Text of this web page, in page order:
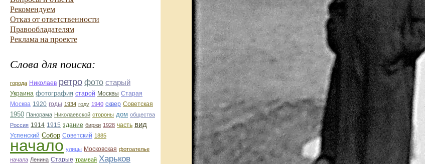
Рекомендуем
Отказ от ответственности
Правообладателям
Реклама на проекте
Слова для поиска:
города Николаев ретро фото старый
Украина фотография старой Москвы Старая
Москва 1920 годы 1934 году 1940 сквер Советская
1950 Панорама Николаевской стороны дом общества
Россия 1914 1915 здание биржи 1928 часть вид
Успенский Собор Советский 1885
начало улицы Московская фотоателье
начала Ленина Старые трамвай Харьков